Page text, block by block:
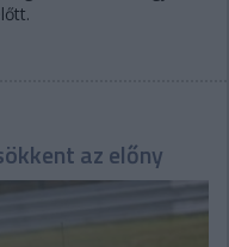
az előny